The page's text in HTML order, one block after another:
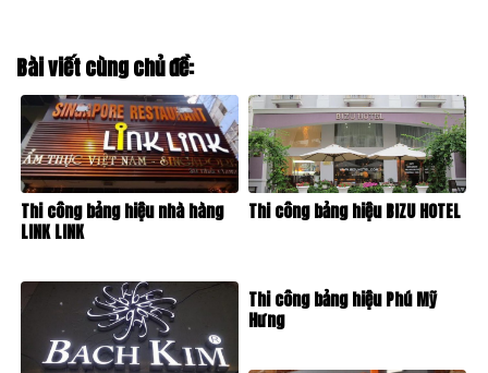
Bài viết cùng chủ đề:
Thi công bảng hiệu nhà hàng
LINK LINK
Thi công bảng hiệu BIZU HOTEL
Thi công bảng hiệu Phú Mỹ
Hưng